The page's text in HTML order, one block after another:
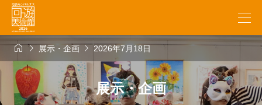
展示・企画2026年7月18日
展示・企画